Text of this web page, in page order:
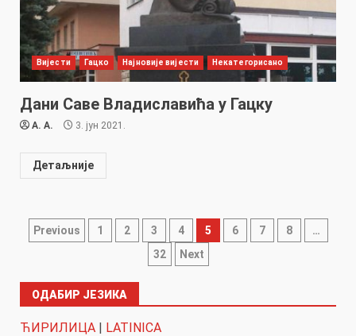
Вијести Гацко Најновије вијести Некатегорисано
Дани Саве Владиславића у Гацку
A. A. 3. јун 2021.
Детаљније
Пагинација
Previous 1 2 3 4 5 6 7 8
…
32
Next
ОДАБИР ЈЕЗИКА
ЋИРИЛИЦА | LATINICA